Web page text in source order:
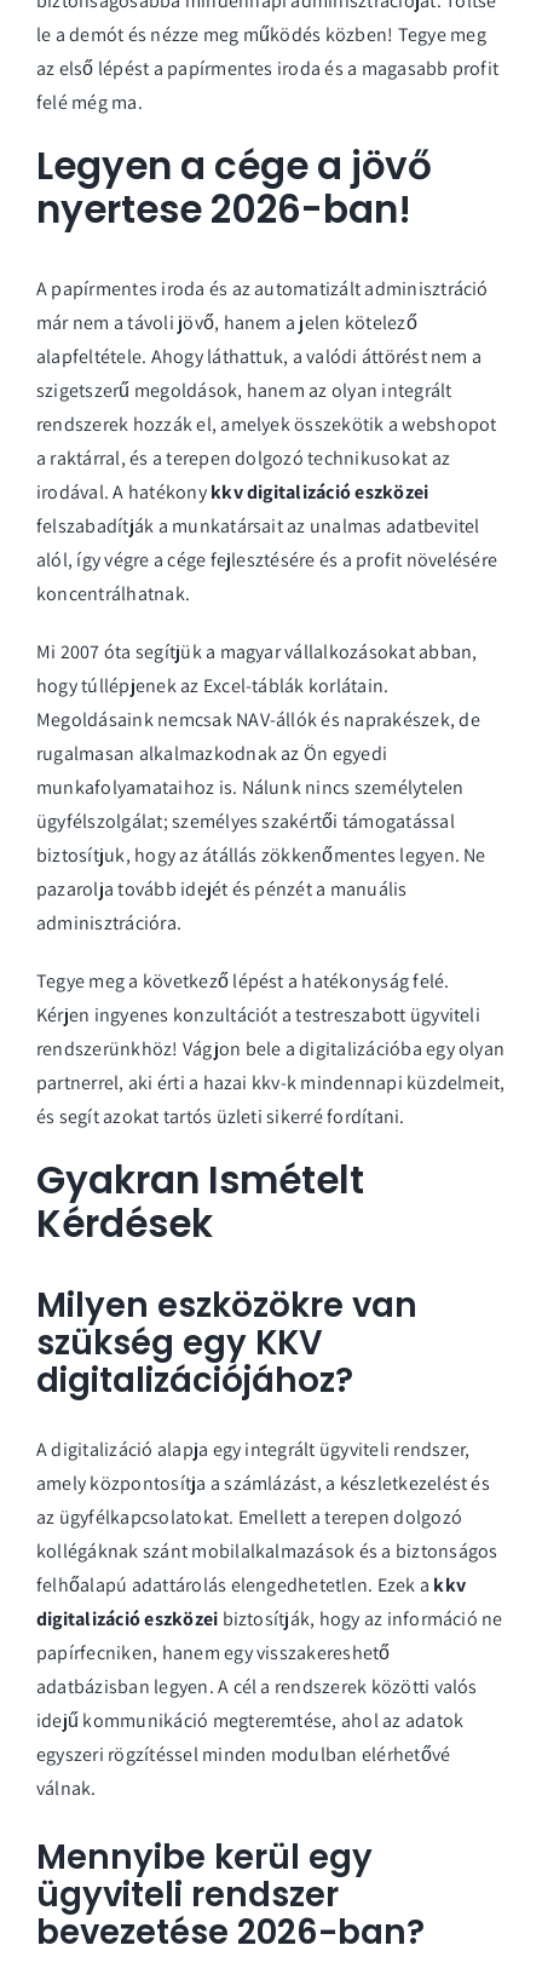
le a demót és nézze meg működés közben! Tegye meg
az első lépést a papírmentes iroda és a magasabb profit
felé még ma.
Legyen a cége a jövő
nyertese 2026-ban!
A papírmentes iroda és az automatizált adminisztráció
már nem a távoli jövő, hanem a jelen kötelező
alapfeltétele. Ahogy láthattuk, a valódi áttörést nem a
szigetszerű megoldások, hanem az olyan integrált
rendszerek hozzák el, amelyek összekötik a webshopot
a raktárral, és a terepen dolgozó technikusokat az
irodával. A hatékonykkv digitalizáció eszközei
felszabadítják a munkatársait az unalmas adatbevitel
alól, így végre a cége fejlesztésére és a profit növelésére
koncentrálhatnak.
Mi 2007 óta segítjük a magyar vállalkozásokat abban,
hogy túllépjenek az Excel-táblák korlátain.
Megoldásaink nemcsak NAV-állók és naprakészek, de
rugalmasan alkalmazkodnak az Ön egyedi
munkafolyamataihoz is. Nálunk nincs személytelen
ügyfélszolgálat; személyes szakértői támogatással
biztosítjuk, hogy az átállás zökkenőmentes legyen. Ne
pazarolja tovább idejét és pénzét a manuális
adminisztrációra.
Tegye meg a következő lépést a hatékonyság felé.
Kérjen ingyenes konzultációt a testreszabott ügyviteli
rendszerünkhöz! Vágjon bele a digitalizációba egy olyan
partnerrel, aki érti a hazai kkv-k mindennapi küzdelmeit,
és segít azokat tartós üzleti sikerré fordítani.
Gyakran Ismételt
Kérdések
Milyen eszközökre van
szükség egy KKV
digitalizációjához?
A digitalizáció alapja egy integrált ügyviteli rendszer,
amely központosítja a számlázást, a készletkezelést és
az ügyfélkapcsolatokat. Emellett a terepen dolgozó
kollégáknak szánt mobilalkalmazások és a biztonságos
felhőalapú adattárolás elengedhetetlen. Ezek a kkv
digitalizáció eszközei biztosítják, hogy az információ ne
papírfecniken, hanem egy visszakereshető
adatbázisban legyen. A cél a rendszerek közötti valós
idejű kommunikáció megteremtése, ahol az adatok
egyszeri rögzítéssel minden modulban elérhetővé
válnak.
Mennyibe kerül egy
ügyviteli rendszer
bevezetése 2026-ban?